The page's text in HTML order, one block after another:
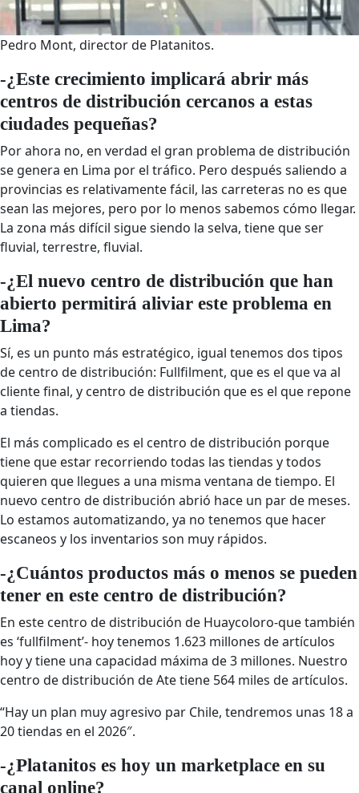
Pedro Mont, director de Platanitos.
-¿Este crecimiento implicará abrir más
centros de distribución cercanos a estas
ciudades pequeñas?
Por ahora no, en verdad el gran problema de distribución
se genera en Lima por el tráfico. Pero después saliendo a
provincias es relativamente fácil, las carreteras no es que
sean las mejores, pero por lo menos sabemos cómo llegar.
La zona más difícil sigue siendo la selva, tiene que ser
fluvial, terrestre, fluvial.
-¿El nuevo centro de distribución que han
abierto permitirá aliviar este problema en
Lima?
Sí, es un punto más estratégico, igual tenemos dos tipos
de centro de distribución: Fullfilment, que es el que va al
cliente final, y centro de distribución que es el que repone
a tiendas.
El más complicado es el centro de distribución porque
tiene que estar recorriendo todas las tiendas y todos
quieren que llegues a una misma ventana de tiempo. El
nuevo centro de distribución abrió hace un par de meses.
Lo estamos automatizando, ya no tenemos que hacer
escaneos y los inventarios son muy rápidos.
-¿Cuántos productos más o menos se pueden
tener en este centro de distribución?
En este centro de distribución de Huaycoloro-que también
es ‘fullfilment’- hoy tenemos 1.623 millones de artículos
hoy y tiene una capacidad máxima de 3 millones. Nuestro
centro de distribución de Ate tiene 564 miles de artículos.
“Hay un plan muy agresivo par Chile, tendremos unas 18 a
20 tiendas en el 2026″.
-¿Platanitos es hoy un marketplace en su
canal online?